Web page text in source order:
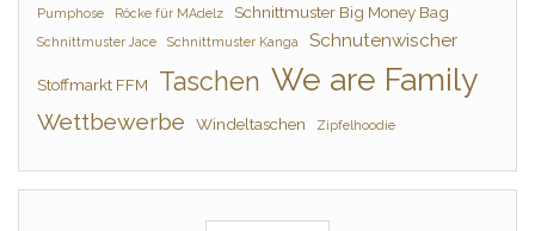
Pumphose
Röcke für MAdelz Schnittmuster Big Money Bag
Schnittmuster Jace Schnittmuster Kanga Schnutenwischer
Stoffmarkt FFM Taschen We are Family
Wettbewerbe Windeltaschen Zipfelhoodie